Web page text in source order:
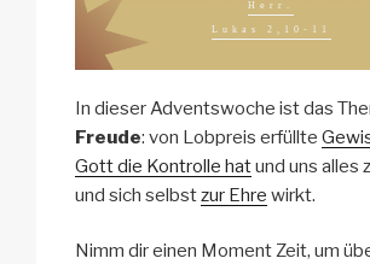
Herr.
Lukas 2,10-11
In dieser Adventswoche ist das
Freude: von Lobpreis erfüllte
Gott die Kontrolle hatund uns alles
und sich selbstzur Ehre wirkt.
Nimm dir einen Moment Zeit, um